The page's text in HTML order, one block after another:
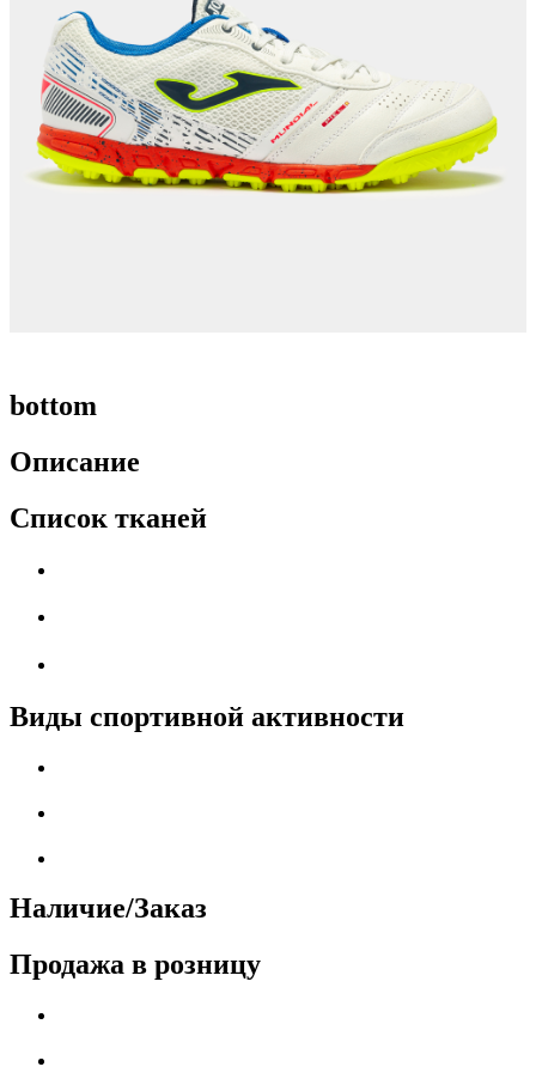
bottom
Описание
Список тканей
Виды спортивной активности
Наличие/Заказ
Продажа в розницу